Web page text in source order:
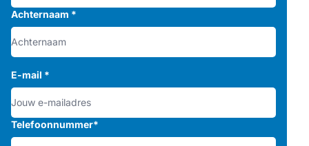
Achternaam *
E-mail *
Telefoonnummer*